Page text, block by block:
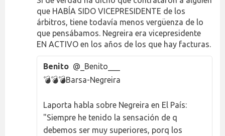
que HABÍA SIDO VICEPRESIDENTE de los
árbitros, tiene todavía menos vergüenza de lo
que pensábamos. Negreira era vicepresidente
EN ACTIVO en los años de los que hay facturas.
Benito @_Benito___
💣💣💣Barsa-Negreira
Laporta habla sobre Negreira en El País:
"Siempre he tenido la sensación de q
debemos ser muy superiores, porq los